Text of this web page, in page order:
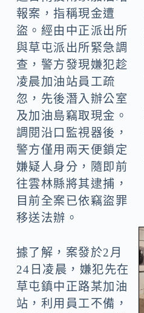
報案，指稱現金遭
盜。經由中正派出所
與草屯派出所緊急調
查，警方發現嫌犯趁
凌晨加油站員工疏
忽，先後潛入辦公室
及加油島竊取現金。
調閱沿口監視器後，
警方僅用兩天便鎖定
嫌疑人身分，隨即前
往雲林縣將其逮捕，
目前全案已依竊盜罪
移送法辦。
據了解，案發於2月
24日凌晨，嫌犯先在
草屯鎮中正路某加油
站，利用員工不備，